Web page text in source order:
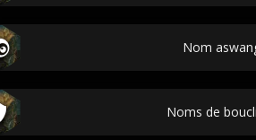
Nom
Noms de